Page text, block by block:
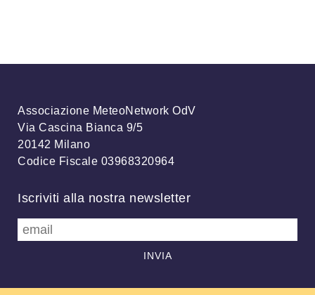
Associazione MeteoNetwork OdV
Via Cascina Bianca 9/5
20142 Milano
Codice Fiscale 03968320964
Iscriviti alla nostra newsletter